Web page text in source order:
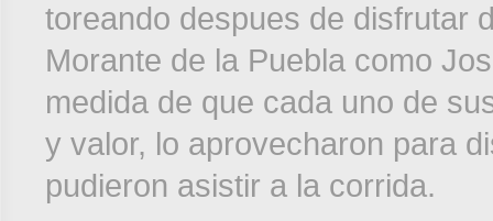
toreando despues de disfrutar
Morante de la Puebla como
medida de que cada uno de
y valor, lo aprovecharon para
pudieron asistir a la corrida.